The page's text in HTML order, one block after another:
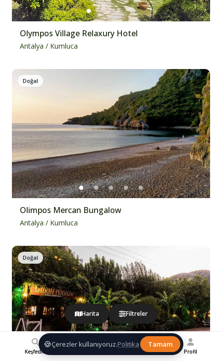
Olympos Village Relaxury Hotel
Antalya / Kumluca
Doğal
Olimpos Mercan Bungalow
Antalya / Kumluca
Doğal
Harita Filtreler
Keşfedin Listelerim Profil
🍪Çerezler kullanıyoruz.Politika Tamam